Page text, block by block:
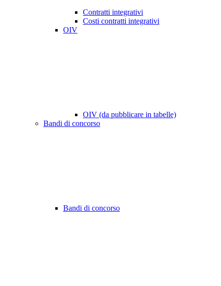
Contratti integrativi
Costi contratti integrativi
OIV
OIV (da pubblicare in tabelle)
Bandi di concorso
Bandi di concorso